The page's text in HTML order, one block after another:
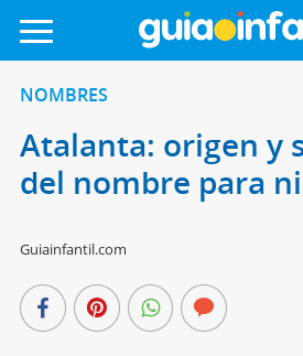
NOMBRES
Atalanta: origen y
del nombre para
Guiainfantil.com